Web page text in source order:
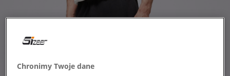
Chronimy Twoje dane